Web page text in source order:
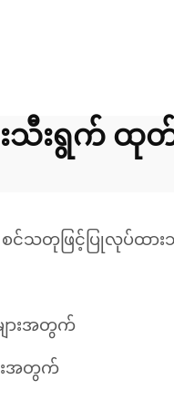
းသီးရွက်
သတုဖြင့်ပြုလုပ်ထားသည့်
ျားအတွက်
ားအတွက်